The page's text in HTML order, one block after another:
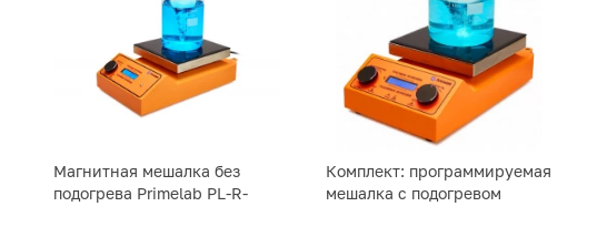
Магнитная мешалка без
подогрева Primelab PL-R-
Комплект: программируемая
мешалка с подогревом